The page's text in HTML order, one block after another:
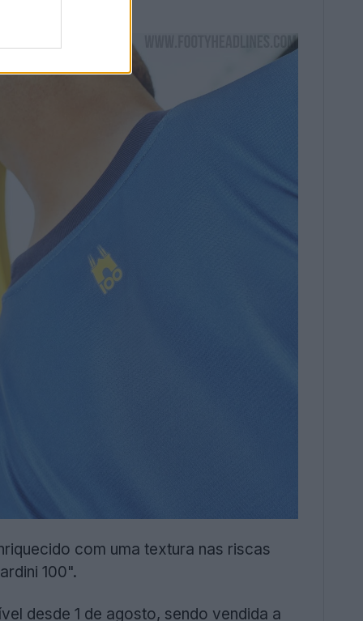
com uma textura nas riscas
100".
desde 1 de agosto, sendo vendida a